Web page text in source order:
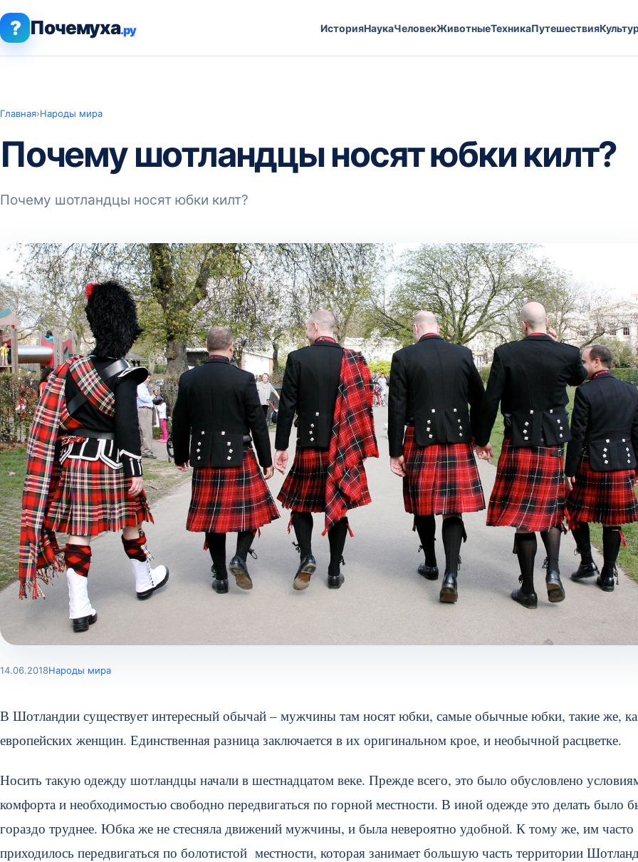
? Почемуха.ру ИсторияНаукаЧеловекЖивотныеТехникаПутешествия
Главная›Народы мира
Почему шотландцы носят юбки килт?
Почему шотландцы носят юбки килт?
14.06.2018Народы мира
В Шотландии существует интересный обычай – мужчины там носят юбки, самые обычные юбки, такие же,
европейских женщин. Единственная разница заключается в их оригинальном крое, и необычной расцветке.
Носить такую одежду шотландцы начали в шестнадцатом веке. Прежде всего, это было обусловлено
комфорта и необходимостью свободно передвигаться по горной местности. В иной одежде это делать было
гораздо труднее. Юбка же не стесняла движений мужчины, и была невероятно удобной. К тому же, им часто
приходилось передвигаться по болотистой местности, которая занимает большую часть территории